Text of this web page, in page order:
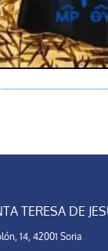
TERESA DE
14, 42001 Soria